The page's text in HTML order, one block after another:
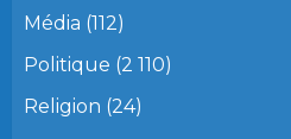
Média (112)
Politique (2 110)
Religion (24)